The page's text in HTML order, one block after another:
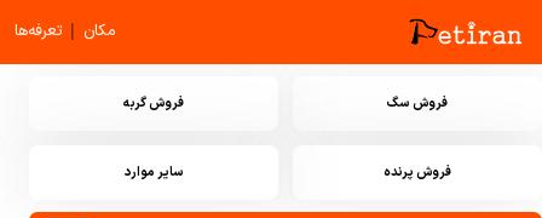
مکان | تعرفه‌ها
فروش سگ فروش گربه
فروش پرنده سایر موارد